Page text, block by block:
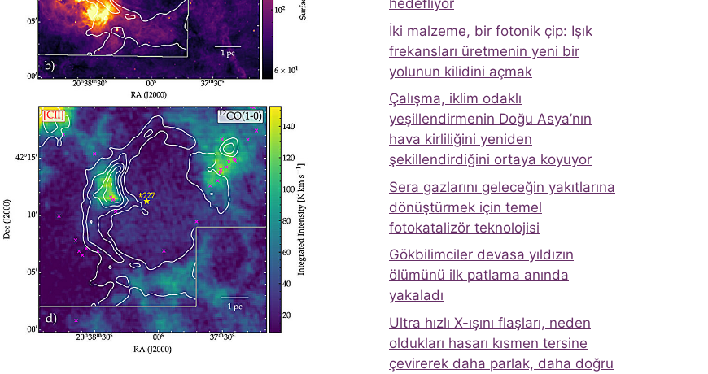
hedefliyor
İki malzeme, bir fotonik çip: Işık
frekansları üretmenin yeni bir
yolunun kilidini açmak
Çalışma, iklim odaklı
yeşillendirmenin Doğu Asya’nın
hava kirliliğini yeniden
şekillendirdiğini ortaya koyuyor
Sera gazlarını geleceğin yakıtlarına
dönüştürmek için temel
fotokatalizör teknolojisi
Gökbilimciler devasa yıldızın
ölümünü ilk patlama anında
yakaladı
Ultra hızlı X-ışını flaşları, neden
oldukları hasarı kısmen tersine
çevirerek daha parlak, daha doğru